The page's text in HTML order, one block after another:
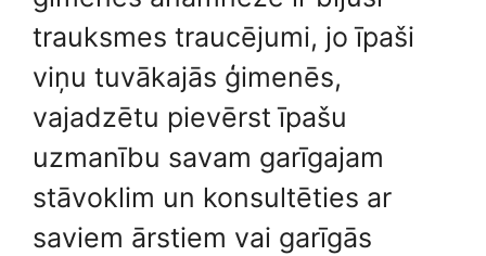
trauksmes traucējumi, jo īpaši
viņu tuvākajās ģimenēs,
vajadzētu pievērst īpašu
uzmanību savam garīgajam
stāvoklim un konsultēties ar
saviem ārstiem vai garīgās